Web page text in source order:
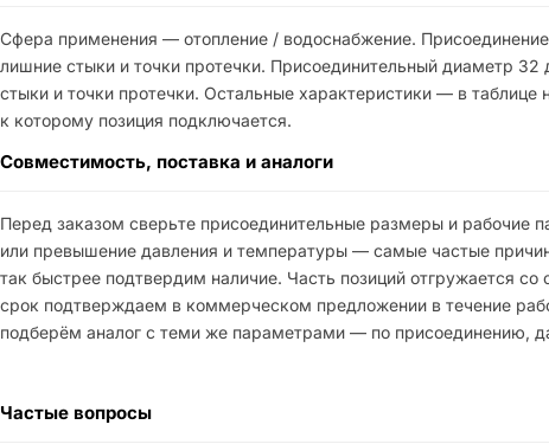
Сфера применения — отопление / водоснабжение.
лишние стыки и точки протечки. Присоединительный диаметр
стыки и точки протечки. Остальные характеристики — в
к которому позиция подключается.
Совместимость, поставка и аналоги
Перед заказом сверьте присоединительные размеры и рабочие
или превышение давления и температуры — самые частые
так быстрее подтвердим наличие. Часть позиций отгружается
срок подтверждаем в коммерческом предложении в течение
подберём аналог с теми же параметрами — по присоединению,
Частые вопросы